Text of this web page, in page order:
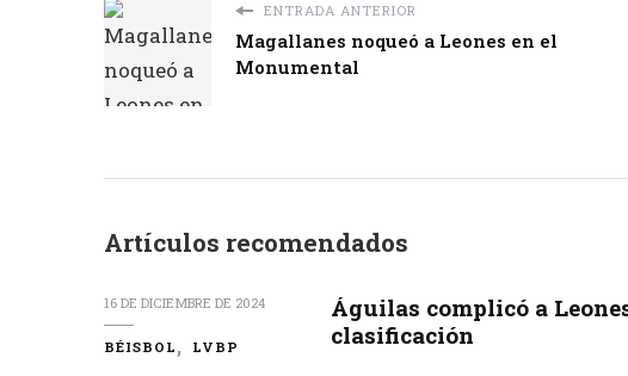
ENTRADA ANTERIOR
Magallanes noqueó a Leones en el
Monumental
Artículos recomendados
16 DE DICIEMBRE DE 2024
BÉISBOL LVBP
Águilas complicó a
clasificación